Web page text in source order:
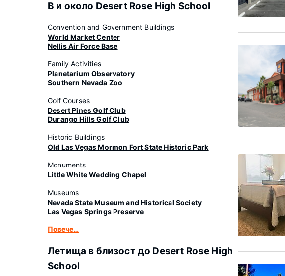
В и около Desert Rose High School
Convention and Government Buildings
World Market Center
Nellis Air Force Base
Family Activities
Planetarium Observatory
Southern Nevada Zoo
Golf Courses
Desert Pines Golf Club
Durango Hills Golf Club
Historic Buildings
Old Las Vegas Mormon Fort State Historic Park
Monuments
Little White Wedding Chapel
Museums
Nevada State Museum and Historical Society
Las Vegas Springs Preserve
Повече…
Летища в близост до Desert Rose High
School